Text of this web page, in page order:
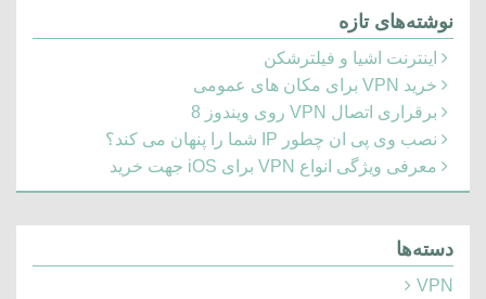
نوشته‌های تازه
اینترنت اشیا و فیلترشکن
خرید VPN برای مکان های عمومی
برقراری اتصال VPN روی ویندوز 8
نصب وی پی ان چطور IP شما را پنهان می کند؟
معرفی ویژگی انواع VPN برای iOS جهت خرید
دسته‌ها
VPN